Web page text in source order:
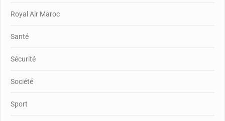
Royal Air Maroc
Santé
Sécurité
Société
Sport